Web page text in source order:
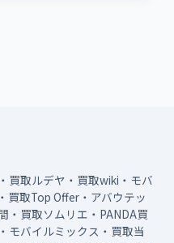
買取ルデヤ・買取wiki・モバ
買取Top Offer・アバウテッ
・買取ソムリエ・PANDA買
モバイルミックス・買取当